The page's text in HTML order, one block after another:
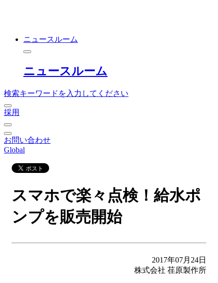
ニュースルーム
ニュースルーム
検索キーワードを入力してください
採用
お問い合わせ
Global
スマホで楽々点検！給水ポ
ンプを販売開始
2017年07月24日
株式会社 荏原製作所